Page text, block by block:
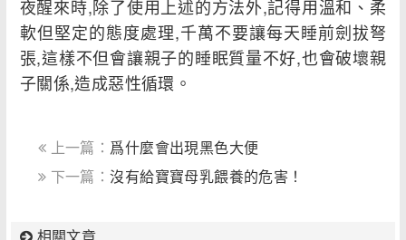
夜醒來時,除了使用上述的方法外,記得用溫和、柔
軟但堅定的態度處理,千萬不要讓每天睡前劍拔弩
張,這樣不但會讓親子的睡眠質量不好,也會破壞親
子關係,造成惡性循環。
上一篇： 爲什麼會出現黑色大便
下一篇：沒有給寶寶母乳餵養的危害！